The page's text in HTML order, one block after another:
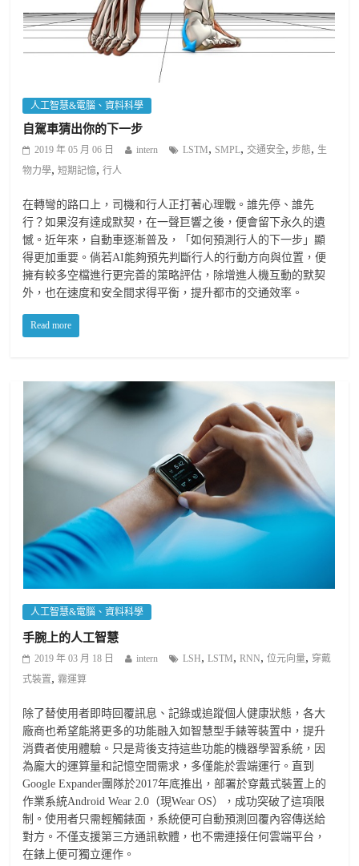
人工智慧&電腦、資料科學
自駕車猜出你的下一步
2019 年 05 月 06 日 intern LSTM, SMPL, 交通安全,步態, 生
物力學,短期記憶,行人
在轉彎的路口上，司機和行人正打著心理戰。誰先停、誰先
行？如果沒有達成默契，在一聲巨響之後，便會留下永久的遺
憾。近年來，自動車逐漸普及，「如何預測行人的下一步」顯
得更加重要。倘若AI能夠預先判斷行人的行動方向與位置，便
擁有較多空檔進行更完善的策略評估，除增進人機互動的默契
外，也在速度和安全間求得平衡，提升都市的交通效率。
Read more
人工智慧&電腦、資料科學
手腕上的人工智慧
2019 年 03 月 18 日 intern LSH,LSTM,RNN,位元向量, 穿戴
式裝置,霧運算
除了替使用者即時回覆訊息、記錄或追蹤個人健康狀態，各大
廠商也希望能將更多的功能融入如智慧型手錶等裝置中，提升
消費者使用體驗。只是背後支持這些功能的機器學習系統，因
為龐大的運算量和記憶空間需求，多僅能於雲端運行。直到
Google Expander團隊於2017年底推出，部署於穿戴式裝置上的
作業系統Android Wear 2.0（現Wear OS），成功突破了這項限
制。使用者只需輕觸錶面，系統便可自動預測回覆內容傳送給
對方。不僅支援第三方通訊軟體，也不需連接任何雲端平台，
在錶上便可獨立運作。